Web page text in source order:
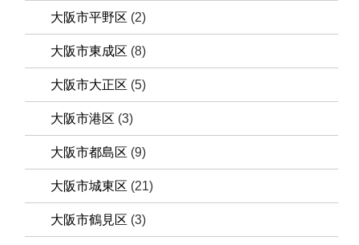
大阪市平野区 (2)
大阪市東成区 (8)
大阪市大正区 (5)
大阪市港区 (3)
大阪市都島区 (9)
大阪市城東区 (21)
大阪市鶴見区 (3)